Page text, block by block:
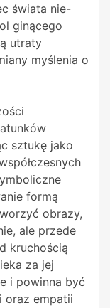
świata nie-
ginącego
utraty
myślenia o
sztukę jako
formą
obrazy,
ale przede
kruchością
za jej
i powinna być
oraz empatii